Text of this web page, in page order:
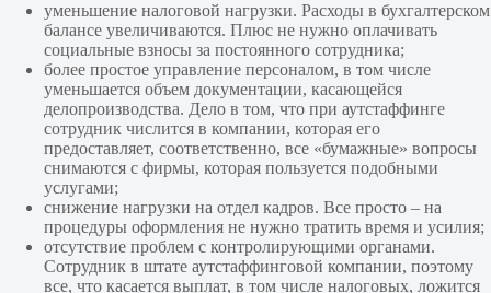
уменьшение налоговой нагрузки. Расходы в бухгалтерском
балансе увеличиваются. Плюс не нужно оплачивать
социальные взносы за постоянного сотрудника;
более простое управление персоналом, в том числе
уменьшается объем документации, касающейся
делопроизводства. Дело в том, что при аутстаффинге
сотрудник числится в компании, которая его
предоставляет, соответственно, все «бумажные» вопросы
снимаются с фирмы, которая пользуется подобными
услугами;
снижение нагрузки на отдел кадров. Все просто – на
процедуры оформления не нужно тратить время и усилия;
отсутствие проблем с контролирующими органами.
Сотрудник в штате аутстаффинговой компании, поэтому
все, что касается выплат, в том числе налоговых, ложится